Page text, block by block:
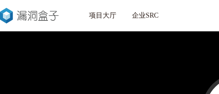
项目大厅 企业SRC